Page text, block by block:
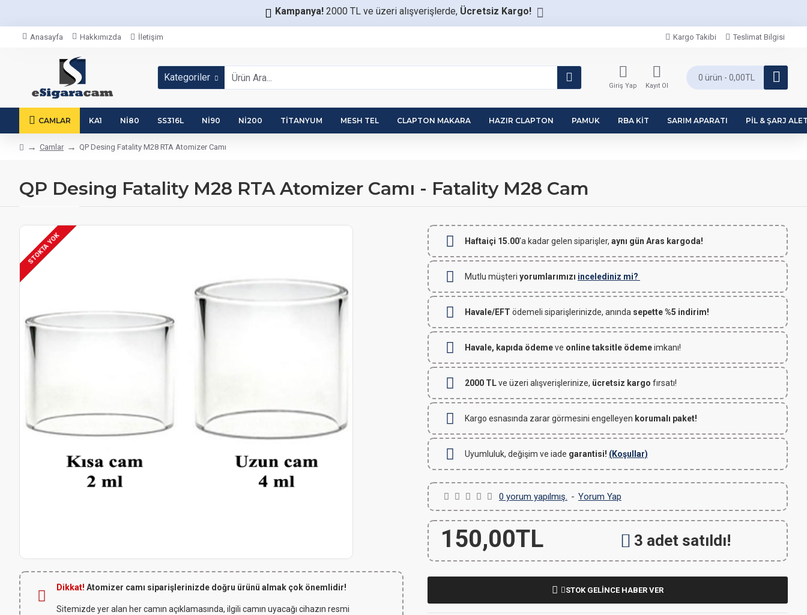
Kampanya! 2000 TL ve üzeri alışverişlerde, Ücretsiz Kargo!
Anasayfa Hakkımızda İletişim Kargo Takibi Teslimat Bilgisi
Kategoriler
Giriş Yap Kayıt Ol
0 ürün - 0,00TL
CAMLAR KA1 NI80 SS316L NI90 NI200 TITANYUM MESH TEL CLAPTON MAKARA HAZIR CLAPTON PAMUK RBA KIT SARIM APARATI PIL & ŞARJ
Camlar QP Desing Fatality M28 RTA Atomizer Camı
QP Desing Fatality M28 RTA Atomizer Camı - Fatality M28 Cam
STOKTA VAR
STOKTA YOK
Dikkat! Atomizer camı siparişlerinizde doğru ürünü almak çok önemlidir!
Sitemizde yer alan her camın açıklamasında, ilgili camın uyacağı cihazın resmi
Haftaiçi 15.00'a kadar gelen siparişler, aynı gün Aras kargoda!
Mutlu müşteri yorumlarımızı incelediniz mi?
Havale/EFT ödemeli siparişlerinizde, anında sepette %5 indirim!
Havale, kapıda ödemeve online taksitle ödemeimkanı!
2000 TLve üzeri alışverişlerinize, ücretsiz kargo fırsatı!
Kargo esnasında zarar görmesini engelleyen korumalı paket!
Uyumluluk, değişim ve iade garantisi! (Koşullar)
0 yorum yapılmış. - Yorum Yap
150,00TL 3 adet satıldı!
STOK GELİNCE HABER VER